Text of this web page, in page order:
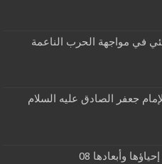
في مواجهة الحرب الناعمة
جعفر الصادق عليه السلام
وأبعادها 08